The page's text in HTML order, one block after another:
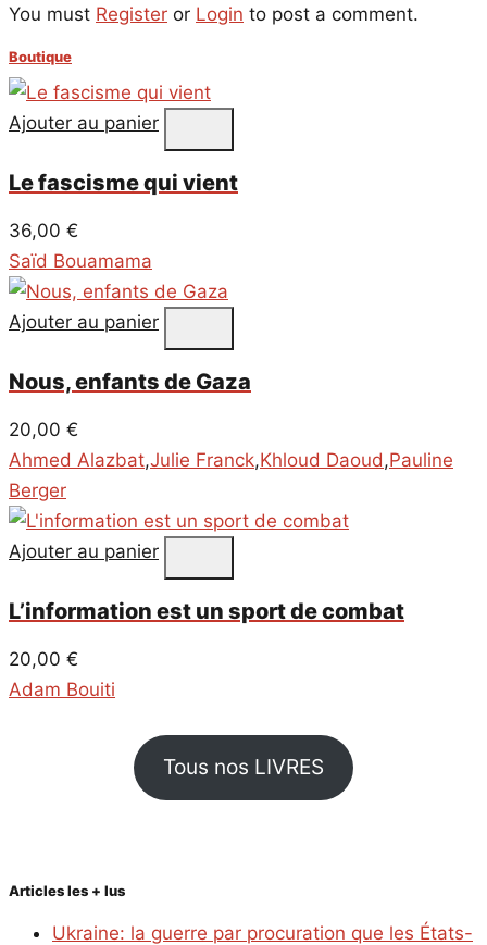
You must Register or Login to post a comment.
Boutique
Ajouter au panier
Le fascisme qui vient
36,00 €
Saïd Bouamama
Ajouter au panier
Nous, enfants de Gaza
20,00 €
Ahmed Alazbat,Julie Franck,Khloud Daoud,Pauline
Berger
Ajouter au panier
L’information est un sport de combat
20,00 €
Adam Bouiti
Tous nos LIVRES
Articles les + lus
Ukraine: la guerre par procuration que les États-